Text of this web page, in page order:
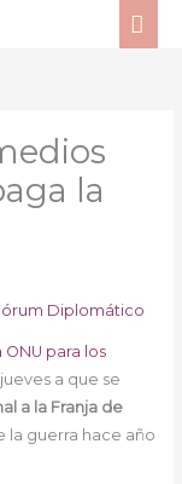
la
Diplomático
para los
a que se
a la Franja de
la guerra hace año